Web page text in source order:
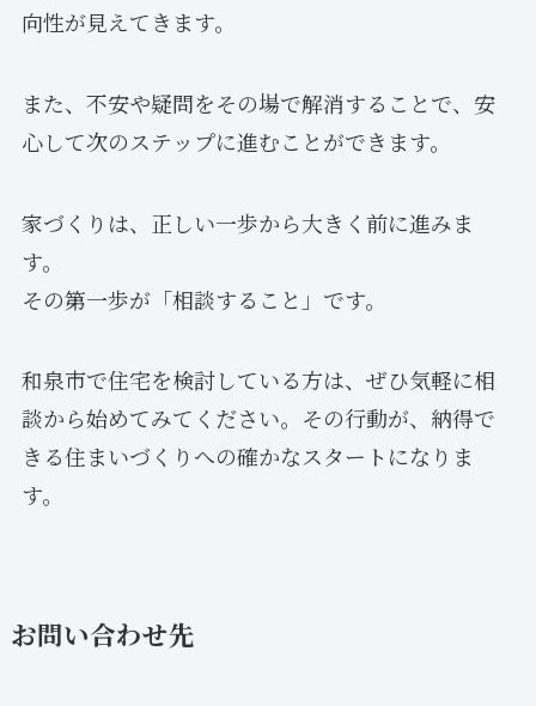
向性が見えてきます。
また、不安や疑問をその場で解消することで、安
心して次のステップに進むことができます。
家づくりは、正しい一歩から大きく前に進みま
す。
その第一歩が「相談すること」です。
和泉市で住宅を検討している方は、ぜひ気軽に相
談から始めてみてください。その行動が、納得で
きる住まいづくりへの確かなスタートになりま
す。
お問い合わせ先